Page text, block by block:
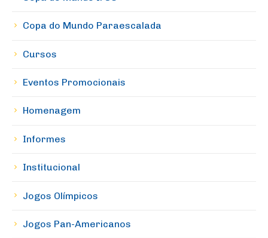
Copa do Mundo Paraescalada
Cursos
Eventos Promocionais
Homenagem
Informes
Institucional
Jogos Olímpicos
Jogos Pan-Americanos